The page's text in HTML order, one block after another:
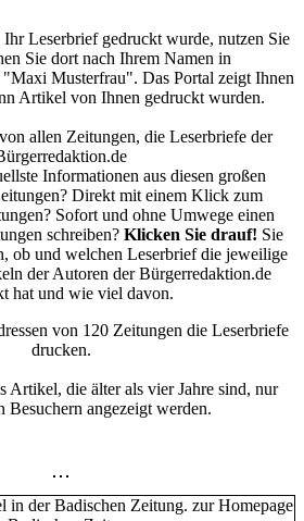
Leserbrief gedruckt wurde, nutzen Sie
Sie dort nach Ihrem Namen in
Musterfrau". Das Portal zeigt Ihnen
Artikel von Ihnen gedruckt wurden.
allen Zeitungen, die Leserbriefe der
Informationen aus diesen großen
Direkt mit einem Klick zum
Sofort und ohne Umwege einen
schreiben? Klicken Sie drauf! Sie
ob und welchen Leserbrief die jeweilige
der Autoren der Bürgerredaktion.de
hat und wie viel davon.
von 120 Zeitungen die Leserbriefe
drucken.
Artikel, die älter als vier Jahre sind, nur
Besuchern angezeigt werden.